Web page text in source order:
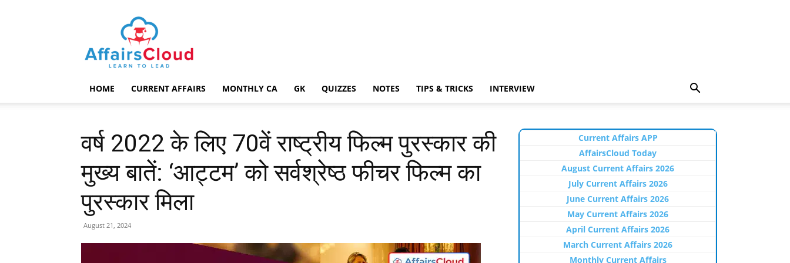
AffairsCloud.com
HOME CURRENT AFFAIRS MONTHLY CA GK QUIZZES NOTES TIPS & TRICKS INTERVIEW
वर्ष 2022 के लिए 70वें राष्ट्रीय फिल्म पुरस्कार की
मुख्य बातें: ‘आट्टम’ को सर्वश्रेष्ठ फीचर फिल्म का
पुरस्कार मिला
August 21, 2024
Current Affairs APP
AffairsCloud Today
August Current Affairs 2026
July Current Affairs 2026
June Current Affairs 2026
May Current Affairs 2026
April Current Affairs 2026
March Current Affairs 2026
Monthly Current Affairs